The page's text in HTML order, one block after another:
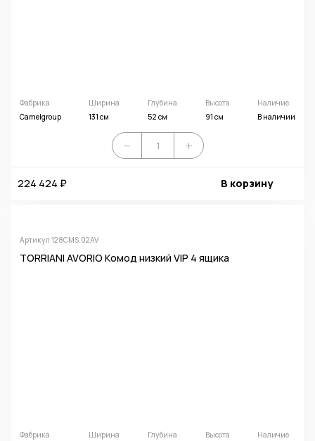
Фабрика
Camelgroup
Ширина
131 см
Глубина
52 см
Высота
91 см
Наличие
В наличии
224 424 ₽ В корзину
Артикул 128CMS.02AV
TORRIANI AVORIO Комод низкий VIP 4 ящика
Фабрика
Ширина
Глубина
Высота
Наличие